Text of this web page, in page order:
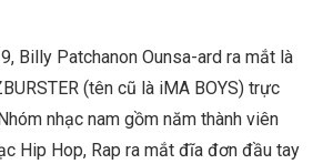
Billy Patchanon Ounsa-ard ra mắt là
(tên cũ là iMA BOYS) trực
nhạc nam gồm năm thành viên
Hip Hop, Rap ra mắt đĩa đơn đầu tay